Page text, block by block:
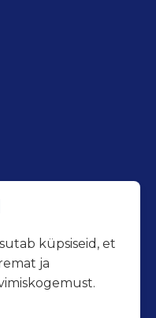
küpsiseid, et
ja